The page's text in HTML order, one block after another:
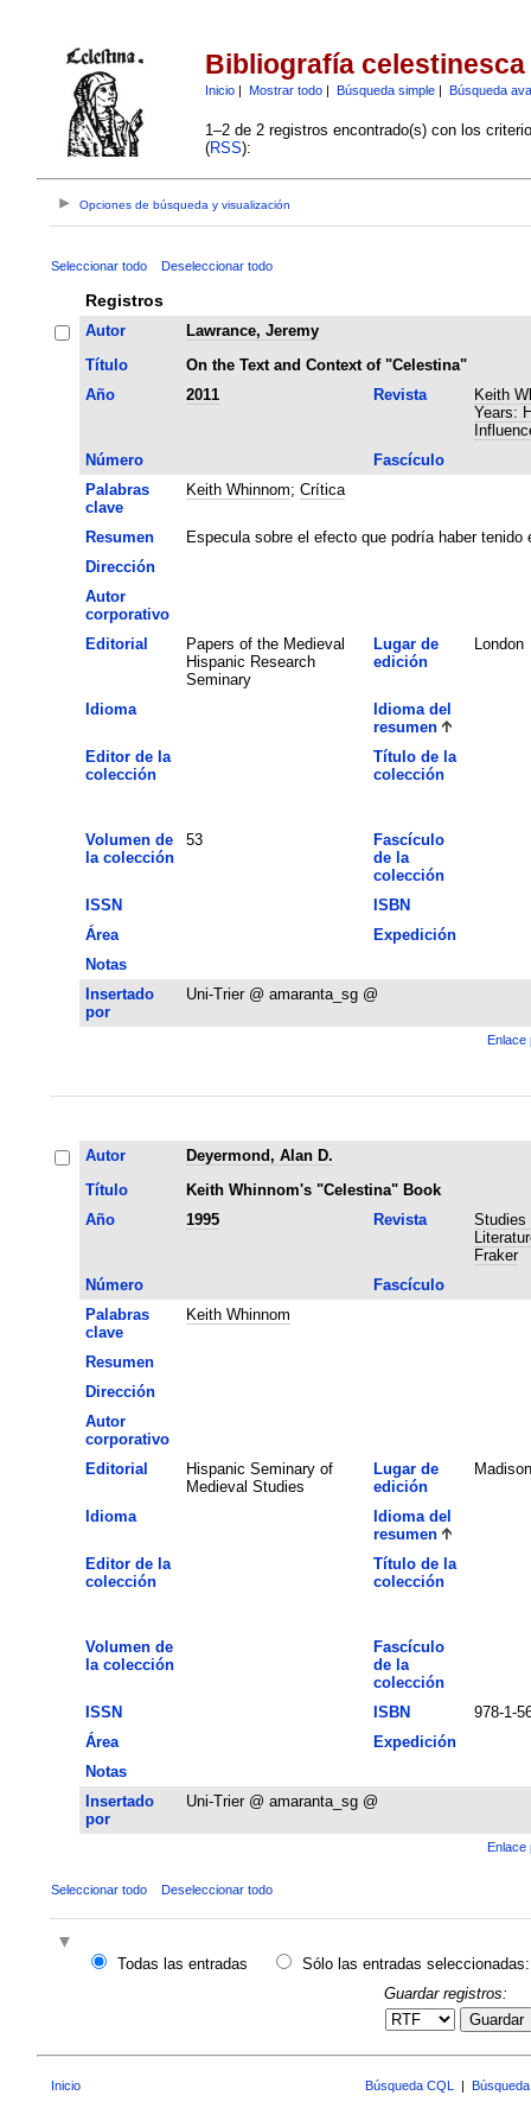
Bibliografía celestinesca
Inicio| Mostrar todo| Búsqueda simple| Búsqueda
1–2 de 2 registros encontrado(s) con los
(RSS):
Opciones de búsqueda y visualización
Seleccionar todo Deseleccionar todo
Registros
Autor
Lawrance, Jeremy
Título
On the Text and Context of "Celestina"
Año
2011 Revista
Keith
Years:
Número
Fascículo
Palabras
clave
Keith Whinnom; Crítica
Resumen
Especula sobre el efecto que podría haber
Dirección
Autor
corporativo
Editorial
Papers of the Medieval
Hispanic Research
Seminary
Lugar de
edición
London
Idioma
Idioma del
resumen
Editor de la
colección
Título de la
colección
Volumen de
la colección
53
Fascículo
de la
colección
ISSN
ISBN
Área
Expedición
Notas
Insertado
por
Uni-Trier @ amaranta_sg @
Enlace
Autor
Deyermond, Alan D.
Título
Keith Whinnom's "Celestina" Book
Año
1995 Revista
Studies
Fraker
Número
Fascículo
Palabras
clave
Keith Whinnom
Resumen
Dirección
Autor
corporativo
Editorial
Hispanic Seminary of
Medieval Studies
Lugar de
edición
Madison
Idioma
Idioma del
resumen
Editor de la
colección
Título de la
colección
Volumen de
la colección
Fascículo
de la
colección
ISSN
ISBN
978-1-
Área
Expedición
Notas
Insertado
por
Uni-Trier @ amaranta_sg @
Enlace
Seleccionar todo Deseleccionar todo
Todas las entradas
Sólo las entradas seleccionadas:
Guardar registros:
Guardar
Inicio Búsqueda CQL